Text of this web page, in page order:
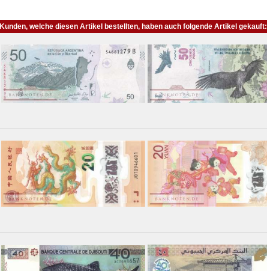
Kunden, welche diesen Artikel bestellten, haben auch folgende Artikel gekauft: